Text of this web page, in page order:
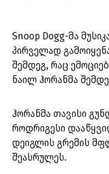
Snoop Dogg-მა
პირველად
შემდეგ, რაც
ნაილ ჰორანმა
ჰორანმა თავისი
როდრიგესი
დეიგლის გრემის
შეასრულეს.